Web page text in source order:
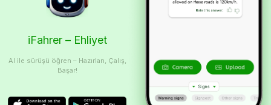
iFahrer – Ehliyet
AI ile sürüşü öğren – Hazırlan, Çalış,
Başar!